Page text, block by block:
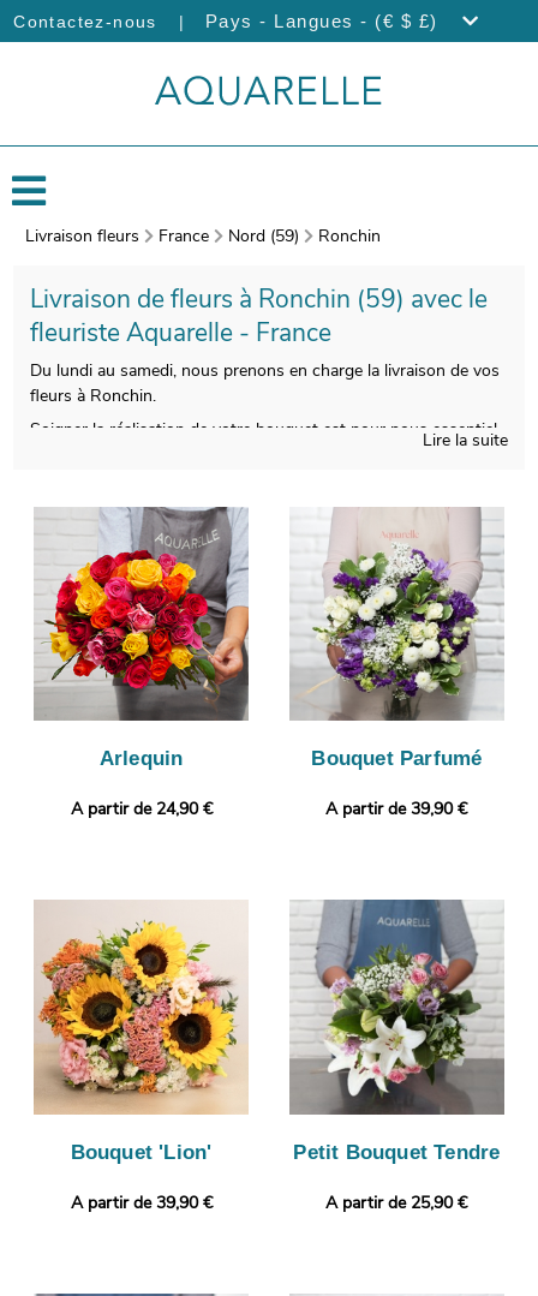
Contactez-nous | Pays - Langues - (€ $ £)
Livraison fleurs France Nord (59) Ronchin
Livraison de fleurs à Ronchin (59) avec le
fleuriste Aquarelle - France
Du lundi au samedi, nous prenons en charge la livraison de vos
fleurs à Ronchin.
Soigner la réalisation de votre bouquet est pour nous essentiel,
photographie de votre bouquet sera prise. Vous recevrez
ensuite cette photographie afin que vous puissiez vous assurer
de la conformité de votre bouquet de fleurs. Enfin, il sera livré
en express à Ronchin. Rendez votre cadeau plus original encore
avec une photo ou un message à choisir par vos soins.
Lire la suite
Arlequin
A partir de 24,90 €
Bouquet Parfumé
A partir de 39,90 €
Bouquet 'Lion'
A partir de 39,90 €
Petit Bouquet Tendre
A partir de 25,90 €